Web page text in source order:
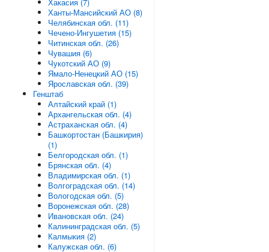
Ханты-Мансийский АО (8)
Челябинская обл. (11)
Чечено-Ингушетия (15)
Читинская обл. (26)
Чувашия (6)
Чукотский АО (9)
Ямало-Ненецкий АО (15)
Ярославская обл. (39)
Генштаб
Алтайский край (1)
Архангельская обл. (4)
Астраханская обл. (4)
Башкортостан (Башкирия)
(1)
Белгородская обл. (1)
Брянская обл. (4)
Владимирская обл. (1)
Волгоградская обл. (14)
Вологодская обл. (5)
Воронежская обл. (28)
Ивановская обл. (24)
Калининградская обл. (5)
Калмыкия (2)
Калужская обл. (6)